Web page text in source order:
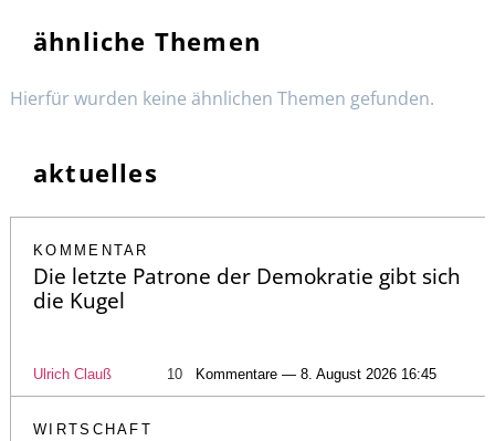
ähnliche Themen
Hierfür wurden keine ähnlichen Themen gefunden.
aktuelles
KOMMENTAR
Die letzte Patrone der Demokratie gibt sich
die Kugel
Ulrich Clauß 10 Kommentare — 8. August 2026 16:45
WIRTSCHAFT